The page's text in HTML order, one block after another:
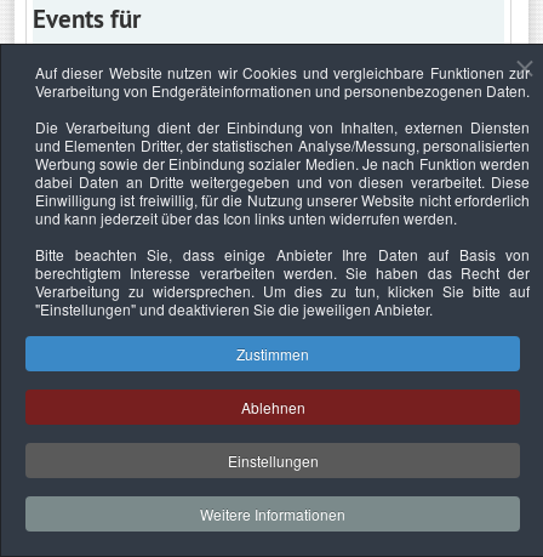
Events für
Keine Termine
Datenschutzerklärung Urheberrechtsnachweise Nachhaltigkeit
Copyright © 2026. Bundesverband Deutscher
Sachverständiger und Fachgutachter e.V..
Auf dieser Website nutzen wir Cookies und vergleichbare Funktionen zur
Verarbeitung von Endgeräteinformationen und personenbezogenen Daten.
Die Verarbeitung dient der Einbindung von Inhalten, externen Diensten
und Elementen Dritter, der statistischen Analyse/Messung, personalisierten
Werbung sowie der Einbindung sozialer Medien. Je nach Funktion werden
dabei Daten an Dritte weitergegeben und von diesen verarbeitet. Diese
Einwilligung ist freiwillig, für die Nutzung unserer Website nicht erforderlich
und kann jederzeit über das Icon links unten widerrufen werden.
Bitte beachten Sie, dass einige Anbieter Ihre Daten auf Basis von
berechtigtem Interesse verarbeiten werden. Sie haben das Recht der
Verarbeitung zu widersprechen. Um dies zu tun, klicken Sie bitte auf
"Einstellungen"und deaktivieren Sie die jeweiligen Anbieter.
Zustimmen
Ablehnen
Einstellungen
Weitere Informationen